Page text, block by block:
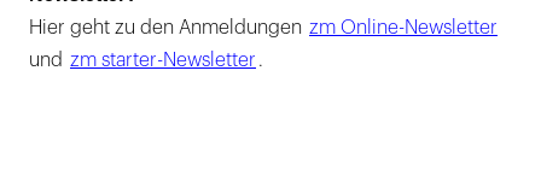
Hier geht zu den Anmeldungen zm Online-Newsletter
und zm starter-Newsletter .